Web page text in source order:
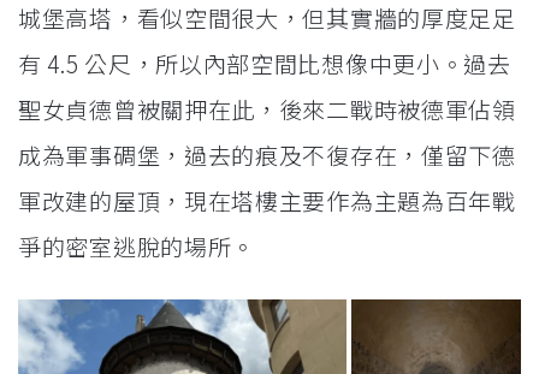
城堡高塔，看似空間很大，但其實牆的厚度足足
有 4.5 公尺，所以內部空間比想像中更小。過去
聖女貞德曾被關押在此，後來二戰時被德軍佔領
成為軍事碉堡，過去的痕及不復存在，僅留下德
軍改建的屋頂，現在塔樓主要作為主題為百年戰
爭的密室逃脫的場所。